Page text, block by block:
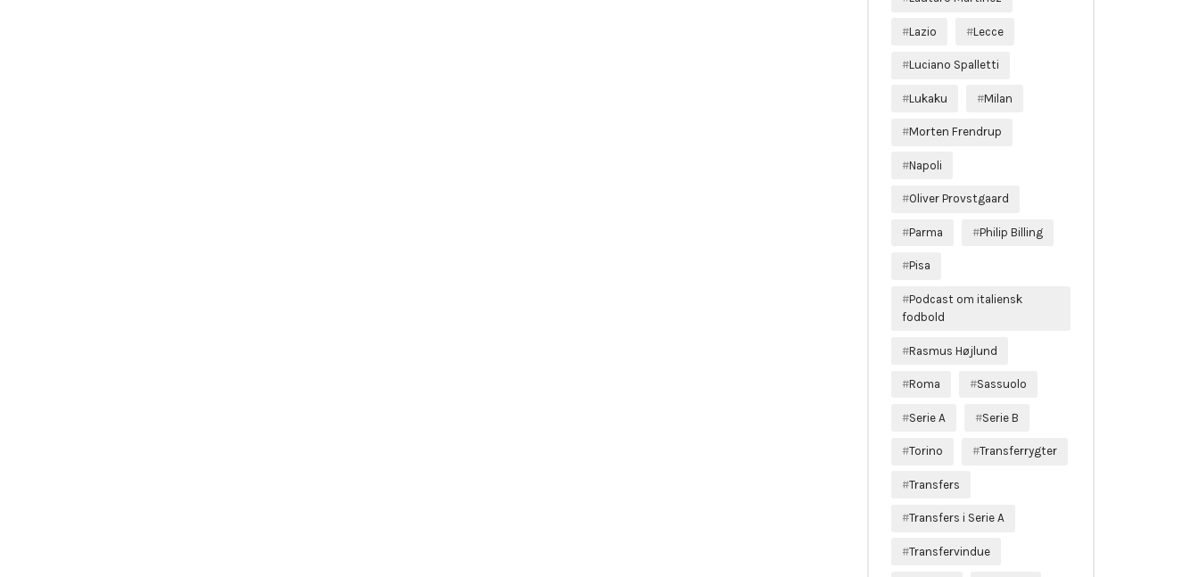
Lazio Lecce
Luciano Spalletti
Lukaku Milan
Morten Frendrup
Napoli
Oliver Provstgaard
Parma Philip Billing
Pisa
Podcast om italiensk
fodbold
Rasmus Højlund
Roma Sassuolo
Serie A Serie B
Torino Transferrygter
Transfers
Transfers i Serie A
Transfervindue